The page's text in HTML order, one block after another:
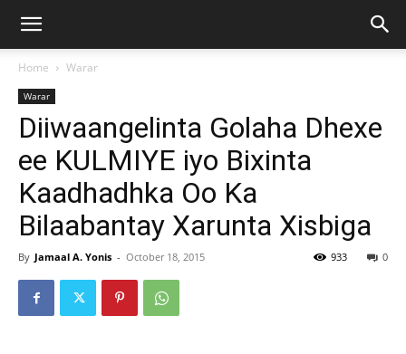
Home Warar
Warar
Diiwaangelinta Golaha Dhexe
ee KULMIYE iyo Bixinta
Kaadhadhka Oo Ka
Bilaabantay Xarunta Xisbiga
By Jamaal A. Yonis - October 18, 2015 0
933